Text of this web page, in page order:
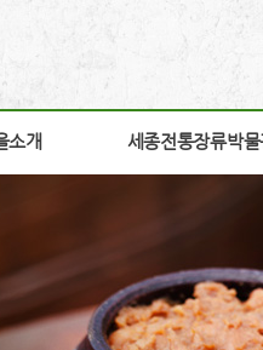
소개 세종전통장류박물
소개 세종전통장류박물
학술연구
자료실
열린공간